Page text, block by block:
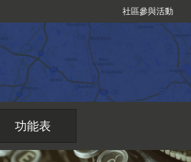
社區參與活動
功能表